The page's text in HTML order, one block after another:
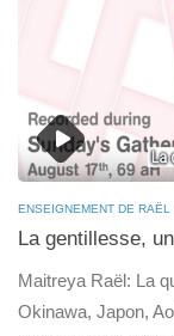
ENSEIGNEMENT DE RAËL
La gentillesse,
Maitreya Raël: La
Okinawa, Japon,